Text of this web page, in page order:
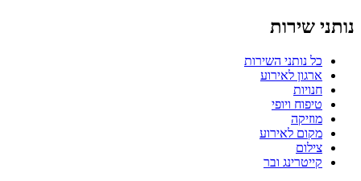
נותני שירות
כל נותני השירות
ארגון לאירוע
חנויות
טיפוח ויופי
מוזיקה
מקום לאירוע
צילום
קייטרינג ובר